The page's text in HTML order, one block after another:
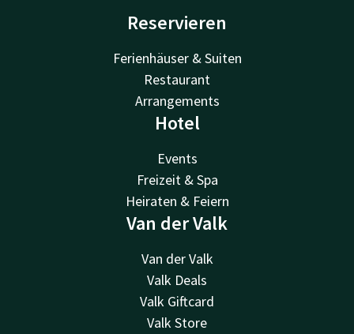
Reservieren
Ferienhäuser & Suiten
Restaurant
Arrangements
Hotel
Events
Freizeit & Spa
Heiraten & Feiern
Van der Valk
Van der Valk
Valk Deals
Valk Giftcard
Valk Store